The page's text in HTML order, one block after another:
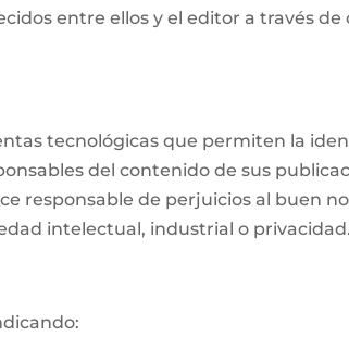
entre ellos y el editor a través de
tecnológicas que permiten la
del contenido de sus
responsable de perjuicios al buen
intelectual, industrial o